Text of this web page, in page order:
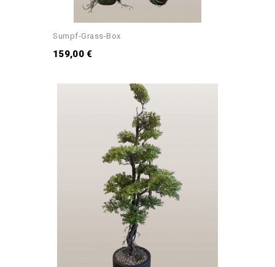
Sumpf-Grass-Box
159,00 €